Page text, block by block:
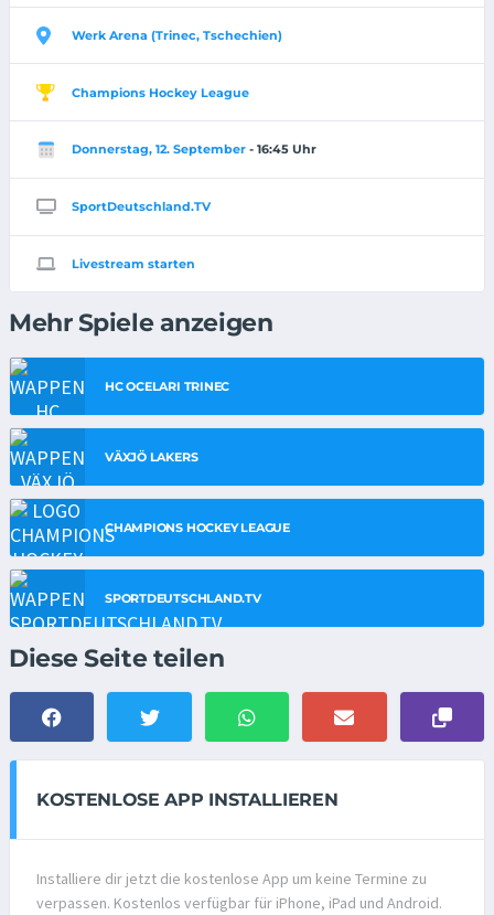
Werk Arena (Trinec, Tschechien)
Champions Hockey League
Donnerstag, 12. September - 16:45 Uhr
SportDeutschland.TV
Livestream starten
Mehr Spiele anzeigen
HC OCELARI TRINEC
VÄXJÖ LAKERS
CHAMPIONS HOCKEY LEAGUE
SPORTDEUTSCHLAND.TV
Diese Seite teilen
KOSTENLOSE APP INSTALLIEREN
Installiere dir jetzt die kostenlose App um keine Termine zu
verpassen. Kostenlos verfügbar für iPhone, iPad und Android.